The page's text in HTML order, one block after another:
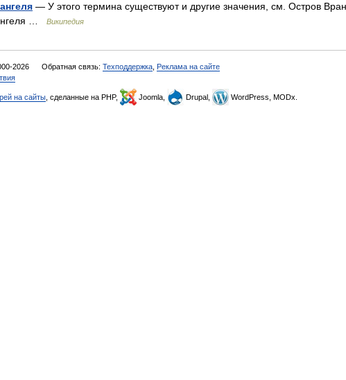
— У этого термина существуют и другие значения, см. Остров
…
Википедия
2026 Обратная связь: Техподдержка Реклама на сайте
на сайты , сделанные на PHP, Joomla, Drupal, WordPress, MODx.